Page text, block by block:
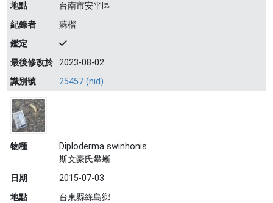
地點
台南市安平區
紀錄者
蘇楷
鑑定
最後修改於 2023-08-02
識別號
25457 (nid)
物種
Diploderma swinhonis
斯文豪氏攀蜥
日期
2015-07-03
地點
台東縣綠島鄉